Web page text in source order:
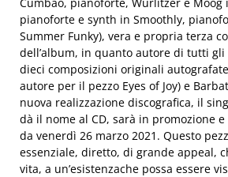
pianoforte e synth in Smoothly,
Summer Funky), vera e propria terza
dell’album, in quanto autore di tutti
dieci composizioni originali
autore per il pezzo Eyes of Joy) e
nuova realizzazione discografica, il
dà il nome al CD, sarà in promozione
da venerdì 26 marzo 2021 . Questo
essenziale, diretto, di grande appeal,
vita, a un’esistenzache possa essere